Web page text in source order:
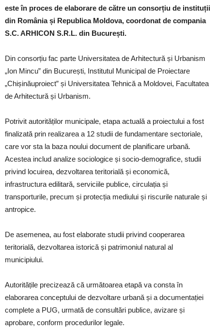
este în proces de elaborare de către un consorțiu de instituții
din România și Republica Moldova, coordonat de compania
S.C. ARHICON S.R.L. din București.
Din consorțiu fac parte Universitatea de Arhitectură și Urbanism
„Ion Mincu” din București, Institutul Municipal de Proiectare
„Chișinăuproiect” și Universitatea Tehnică a Moldovei, Facultatea
de Arhitectură și Urbanism.
Potrivit autorităților municipale, etapa actuală a proiectului a fost
finalizată prin realizarea a 12 studii de fundamentare sectoriale,
care vor sta la baza noului document de planificare urbană.
Acestea includ analize sociologice și socio-demografice, studii
privind locuirea, dezvoltarea teritorială și economică,
infrastructura edilitară, serviciile publice, circulația și
transporturile, precum și protecția mediului și riscurile naturale și
antropice.
De asemenea, au fost elaborate studii privind cooperarea
teritorială, dezvoltarea istorică și patrimoniul natural al
municipiului.
Autoritățile precizează că următoarea etapă va consta în
elaborarea conceptului de dezvoltare urbană și a documentației
complete a PUG, urmată de consultări publice, avizare și
aprobare, conform procedurilor legale.